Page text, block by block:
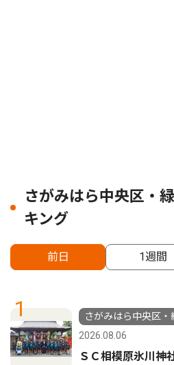
さがみはら中央区・
キング
前日 1週間
1
さがみはら中央区・
2026.08.06
ＳＣ相模原氷川神